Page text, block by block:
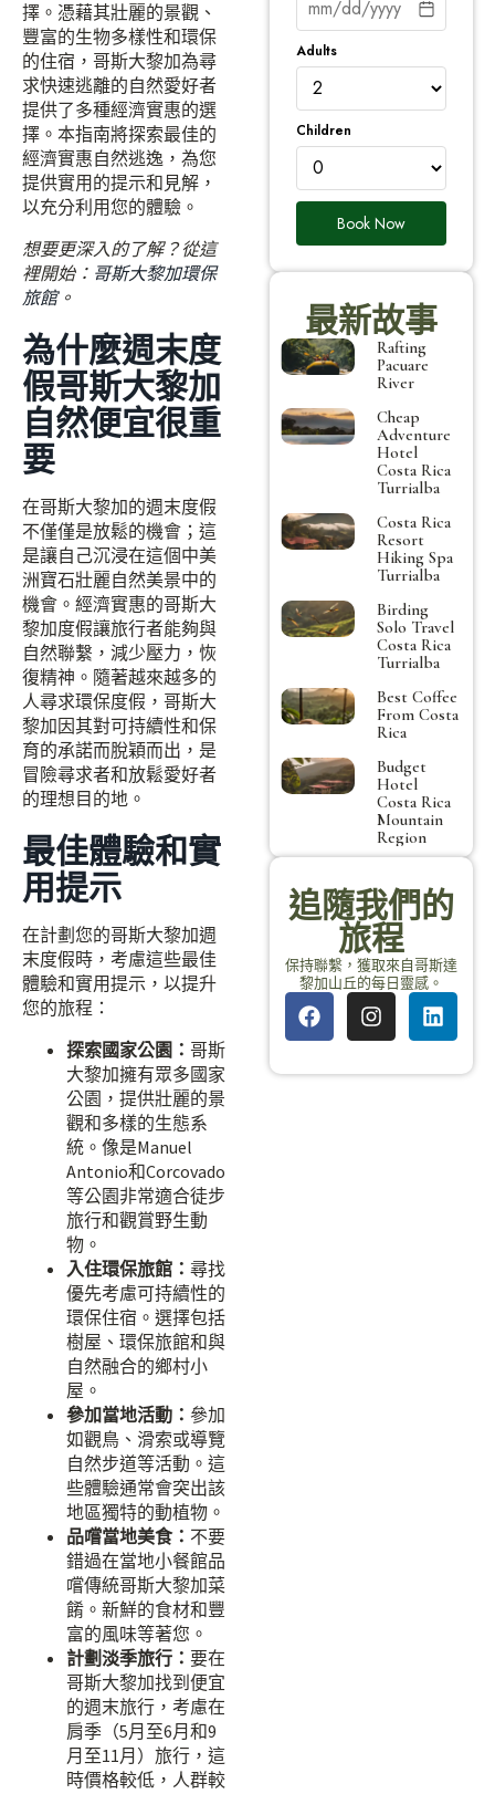
擇。憑藉其壯麗的景觀、
豐富的生物多樣性和環保
的住宿，哥斯大黎加為尋
求快速逃離的自然愛好者
提供了多種經濟實惠的選
擇。本指南將探索最佳的
經濟實惠自然逃逸，為您
提供實用的提示和見解，
以充分利用您的體驗。
想要更深入的了解？從這
裡開始： 哥斯大黎加環保
旅館。
為什麼週末度
假哥斯大黎加
自然便宜很重
要
在哥斯大黎加的週末度假
不僅僅是放鬆的機會；這
是讓自己沉浸在這個中美
洲寶石壯麗自然美景中的
機會。經濟實惠的哥斯大
黎加度假讓旅行者能夠與
自然聯繫，減少壓力，恢
復精神。隨著越來越多的
人尋求環保度假，哥斯大
黎加因其對可持續性和保
育的承諾而脫穎而出，是
冒險尋求者和放鬆愛好者
的理想目的地。
最佳體驗和實
用提示
在計劃您的哥斯大黎加週
末度假時，考慮這些最佳
體驗和實用提示，以提升
您的旅程：
探索國家公園： 哥斯
大黎加擁有眾多國家
公園，提供壯麗的景
觀和多樣的生態系
統。像是Manuel
Antonio和Corcovado
等公園非常適合徒步
旅行和觀賞野生動
物。
入住環保旅館： 尋找
優先考慮可持續性的
環保住宿。選擇包括
樹屋、環保旅館和與
自然融合的鄉村小
屋。
參加當地活動： 參加
如觀鳥、滑索或導覽
自然步道等活動。這
些體驗通常會突出該
地區獨特的動植物。
品嚐當地美食： 不要
錯過在當地小餐館品
嚐傳統哥斯大黎加菜
餚。新鮮的食材和豐
富的風味等著您。
計劃淡季旅行： 要在
哥斯大黎加找到便宜
的週末旅行，考慮在
肩季（5月至6月和9
月至11月）旅行，這
時價格較低，人群較
Adults
Children
Book Now
最新故事
Rafting
Pacuare
River
Cheap
Adventure
Hotel
Costa Rica
Turrialba
Costa Rica
Resort
Hiking Spa
Turrialba
Birding
Solo Travel
Costa Rica
Turrialba
Best Coffee
From Costa
Rica
Budget
Hotel
Costa Rica
Mountain
Region
追隨我們的
旅程
保持聯繫，獲取來自哥斯達
黎加山丘的每日靈感。